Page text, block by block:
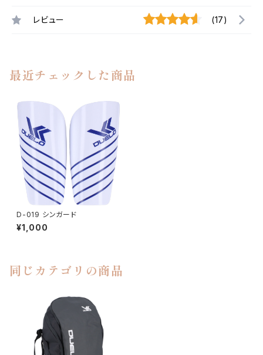
レビュー (17)
最近チェックした商品
D-019 シンガード
¥1,000
同じカテゴリの商品